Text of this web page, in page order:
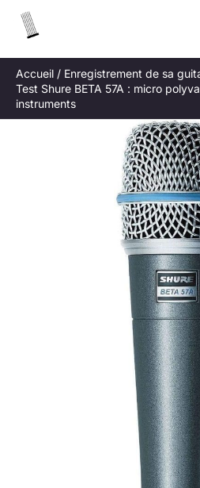
Accueil
Enregistrement de sa
Test Shure BETA 57A : micro
instruments
h
e
r